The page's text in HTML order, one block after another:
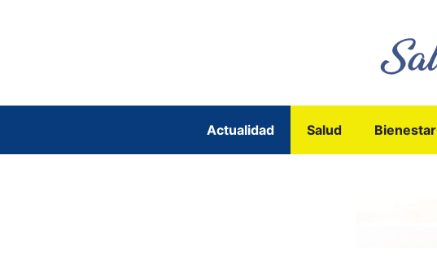
Actualidad Salud Bienestar